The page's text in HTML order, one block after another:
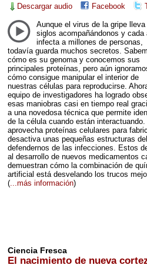
Descargar audio Facebook
Aunque el virus de la gripe lleva
siglos acompañándonos y cada
infecta a millones de personas,
todavía guarda muchos secretos.
cómo es su genoma y conocemos sus
principales proteínas, pero aún
cómo consigue manipular el interior de
nuestras células para reproducirse.
equipo de investigadores ha logrado
esas maniobras casi en tiempo real
a una novedosa técnica que permite
de la célula cuando están
aprovecha proteínas celulares para
desactiva unas pequeñas estructuras
defendernos de las infecciones. Estos
al desarrollo de nuevos medicamentos
demuestran cómo la combinación de
artificial está desvelando los trucos
(...más información)
Ciencia Fresca
El nacimiento de nueva